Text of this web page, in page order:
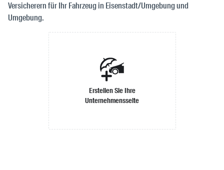
Versicherern für Ihr Fahrzeug in Eisenstadt/Umgebung und
Umgebung.
Erstellen Sie Ihre
Unternehmensseite